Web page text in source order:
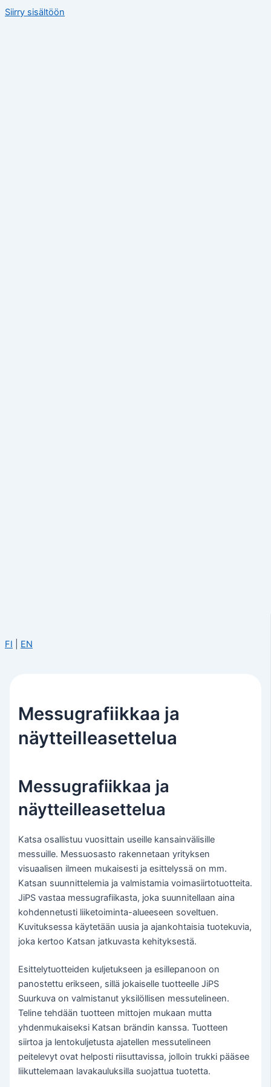
Siirry sisältöön
FI EN
Messugrafiikkaa ja
näytteilleasettelua
Messugrafiikkaa ja
näytteilleasettelua
Katsa osallistuu vuosittain useille kansainvälisille
messuille. Messuosasto rakennetaan yrityksen
visuaalisen ilmeen mukaisesti ja esittelyssä on mm.
Katsan suunnittelemia ja valmistamia voimasiirtotuotteita.
JiPS vastaa messugrafiikasta, joka suunnitellaan aina
kohdennetusti liiketoiminta-alueeseen soveltuen.
Kuvituksessa käytetään uusia ja ajankohtaisia tuotekuvia,
joka kertoo Katsan jatkuvasta kehityksestä.
Esittelytuotteiden kuljetukseen ja esillepanoon on
panostettu erikseen, sillä jokaiselle tuotteelle JiPS
Suurkuva on valmistanut yksilöllisen messutelineen.
Teline tehdään tuotteen mittojen mukaan mutta
yhdenmukaiseksi Katsan brändin kanssa. Tuotteen
siirtoa ja lentokuljetusta ajatellen messutelineen
peitelevyt ovat helposti riisuttavissa, jolloin trukki pääsee
liikuttelemaan lavakauluksilla suojattua tuotetta.